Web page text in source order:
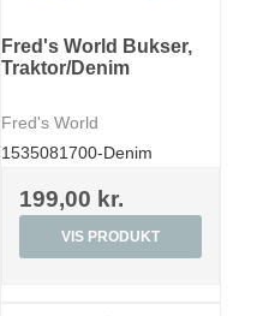
Fred's World Bukser,
Traktor/Denim
Fred's World
1535081700-Denim
199,00 kr.
VIS PRODUKT